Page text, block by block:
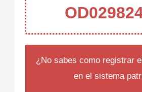
¿No sabes como registrar
en el sistema